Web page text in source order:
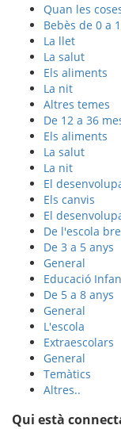
Quan les
Bebès de 0 a
La llet
La salut
Els aliments
La nit
Altres temes
De 12 a 36
Els aliments
La salut
La nit
El
Els canvis
El
De l'escola
De 3 a 5 anys
General
Educació
De 5 a 8 anys
General
L'escola
Extraescolars
General
Temàtics
Altres..
Qui està